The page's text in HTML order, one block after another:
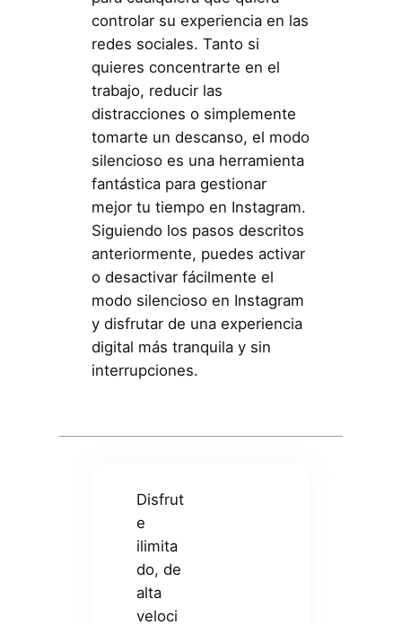
controlar su experiencia en las
redes sociales. Tanto si
quieres concentrarte en el
trabajo, reducir las
distracciones o simplemente
tomarte un descanso, el modo
silencioso es una herramienta
fantástica para gestionar
mejor tu tiempo en Instagram.
Siguiendo los pasos descritos
anteriormente, puedes activar
o desactivar fácilmente el
modo silencioso en Instagram
y disfrutar de una experiencia
digital más tranquila y sin
interrupciones.
Disfrut
e
ilimita
do, de
alta
veloci